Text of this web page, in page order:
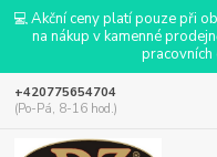
💻 Akční ceny platí pouze při
na nákup v kamenné
pracovních
+420775654704
(Po-Pá, 8-16 hod.)